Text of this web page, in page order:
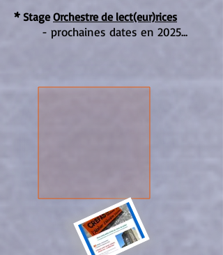
* StageOrchestre de lect(eur)rices
- prochaines dates en 2025...